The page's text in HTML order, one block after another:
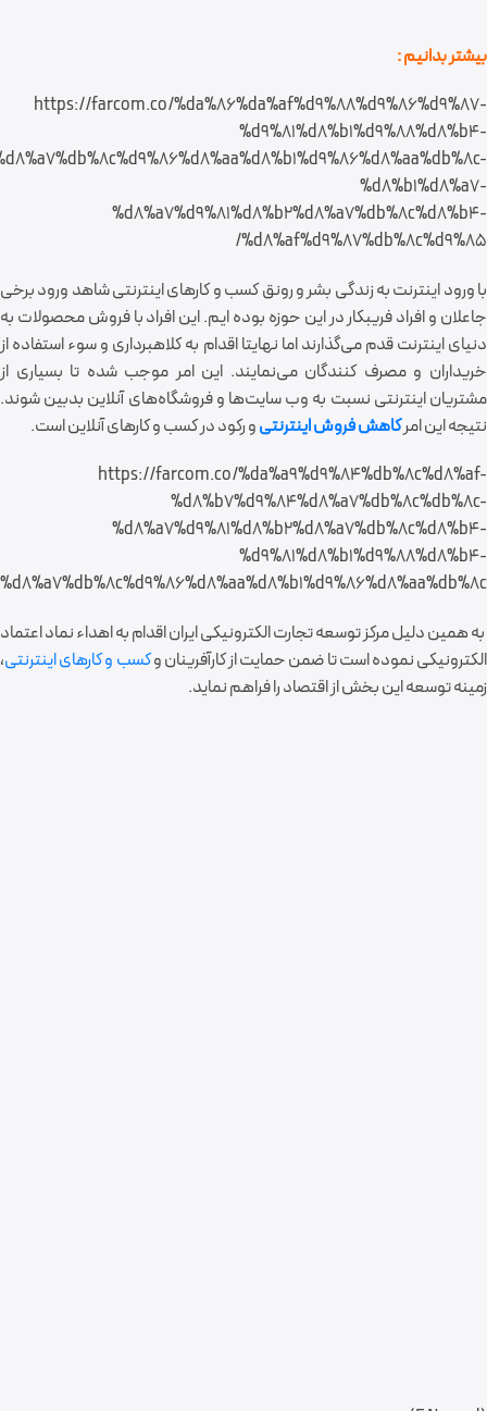
بیشتر بدانیم :
https://farcom.co/%da%86%da%af%d9%88%d9%86%d9%87-
%d9%81%d8%b1%d9%88%d8%b4-
%d8%b1%d8%a7-
%d8%a7%d9%81%d8%b2%d8%a7%db%8c%d8%b4-
%d8%af%d9%87%db%8c%d9%85/
با ورود اینترنت به زندگی بشر و رونق کسب و کارهای اینترنتی شاهد ورود برخی
جاعلان و افراد فریبکار در این حوزه بوده ایم. این افراد با فروش محصولات به
دنیای اینترنت قدم میگذارند اما نهایتا اقدام به کلاهبرداری و سوء استفاده از
خریداران و مصرف کنندگان مینمایند. این امر موجب شده تا بسیاری از
مشتریان اینترنتی نسبت به وب سایتها و فروشگاههای آنلاین بدبین شوند.
نتیجه این امرکاهش فروش اینترنتیو رکود در کسب و کارهای آنلاین است.
https://farcom.co/%da%a9%d9%84%db%8c%d8%af-
%d8%b7%d9%84%d8%a7%db%8c%db%8c-
%d8%a7%d9%81%d8%b2%d8%a7%db%8c%d8%b4-
%d9%81%d8%b1%d9%88%d8%b4-
%d8%a7%db%8c%d9%86%d8%aa%d8%b1%d9%86%d8%aa%db%8c/
به همین دلیل مرکز توسعه تجارت الکترونیکی ایران اقدام به اهداء نماد اعتماد
الکترونیکی نموده است تا ضمن حمایت از کارآفرینان وکسب و کارهای اینترنتی،
زمینه توسعه این بخش از اقتصاد را فراهم نماید.